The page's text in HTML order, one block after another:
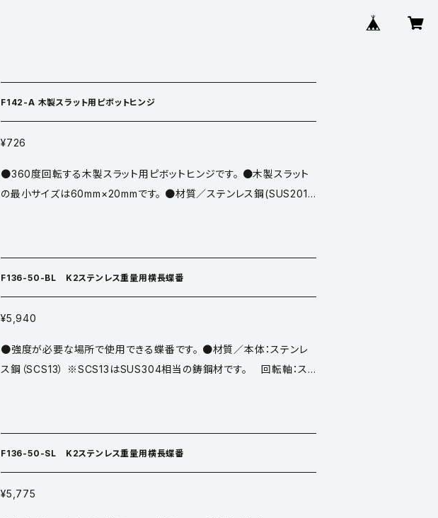
F142-A 木製スラット用ピボットヒンジ
¥726
●360度回転する木製スラット用ピボットヒンジです。 ●木製スラット
の最小サイズは60mm×20mmです。 ●材質／ステンレス鋼(SUS201)
F136-50-BL K2ステンレス重量用横長蝶番
¥5,940
●強度が必要な場所で使用できる蝶番です。 ●材質／本体：ステンレ
ス鋼（SCS13） ※SCS13はSUS304相当の鋳鋼材です。 回転軸：ス
F136-50-SL K2ステンレス重量用横長蝶番
¥5,775